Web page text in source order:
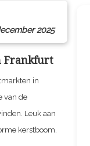
2025
Frankfurt
in
van de
Leuk aan
kerstboom.